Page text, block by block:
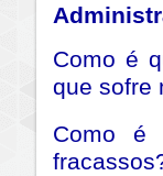
Como é
que sofre
Como é